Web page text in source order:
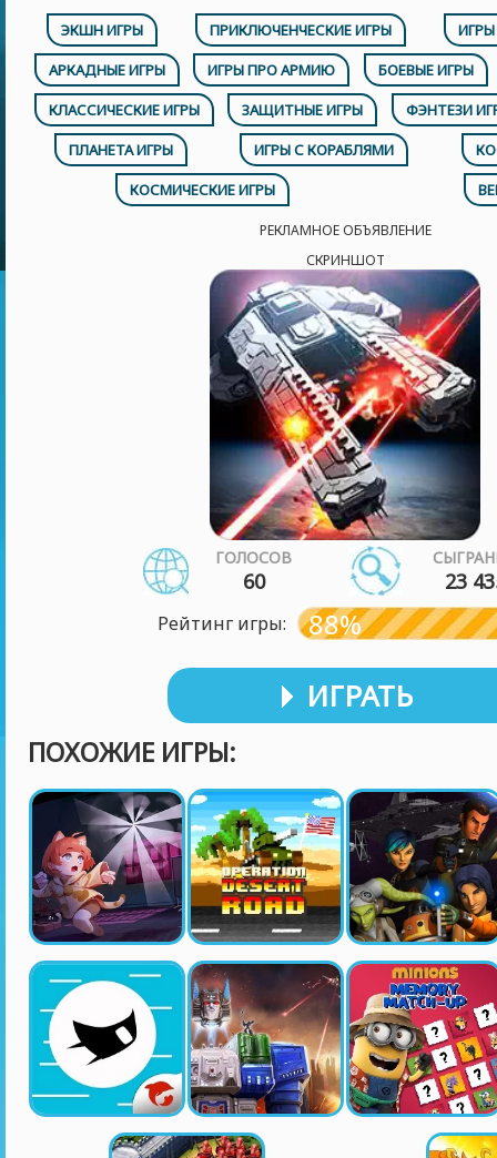
ЭКШН ИГРЫ ПРИКЛЮЧЕНЧЕСКИЕ ИГРЫ
АРКАДНЫЕ ИГРЫ
ИГРЫ ПРО АРМИЮ
БОЕВЫЕ ИГРЫ
КЛАССИЧЕСКИЕ ИГРЫ
ЗАЩИТНЫЕ ИГРЫ
ФЭНТЕЗИ
ПЛАНЕТА ИГРЫ
ИГРЫ С КОРАБЛЯМИ
КОСМИЧЕСКИЕ ИГРЫ
РЕКЛАМНОЕ ОБЪЯВЛЕНИЕ
СКРИНШОТ
ГОЛОСОВ
60 23
Рейтинг игры: 88%
ИГРАТЬ
ПОХОЖИЕ ИГРЫ: